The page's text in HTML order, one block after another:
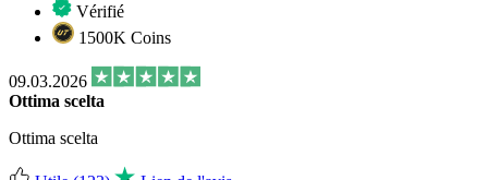
Vérifié
1500K Coins
09.03.2026
Ottima scelta
Ottima scelta